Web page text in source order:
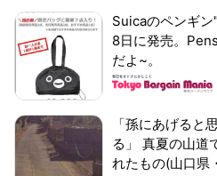
Suicaのペンギ
8日に発売。
だよ~。
「孫にあげると
る」 真夏の山道
れたもの(山口県